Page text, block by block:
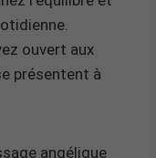
ouvert aux
présentent à
angélique